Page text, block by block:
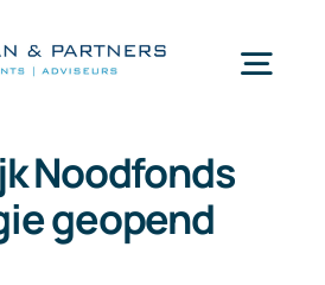
Wat doen wij
Noodfonds
geopend